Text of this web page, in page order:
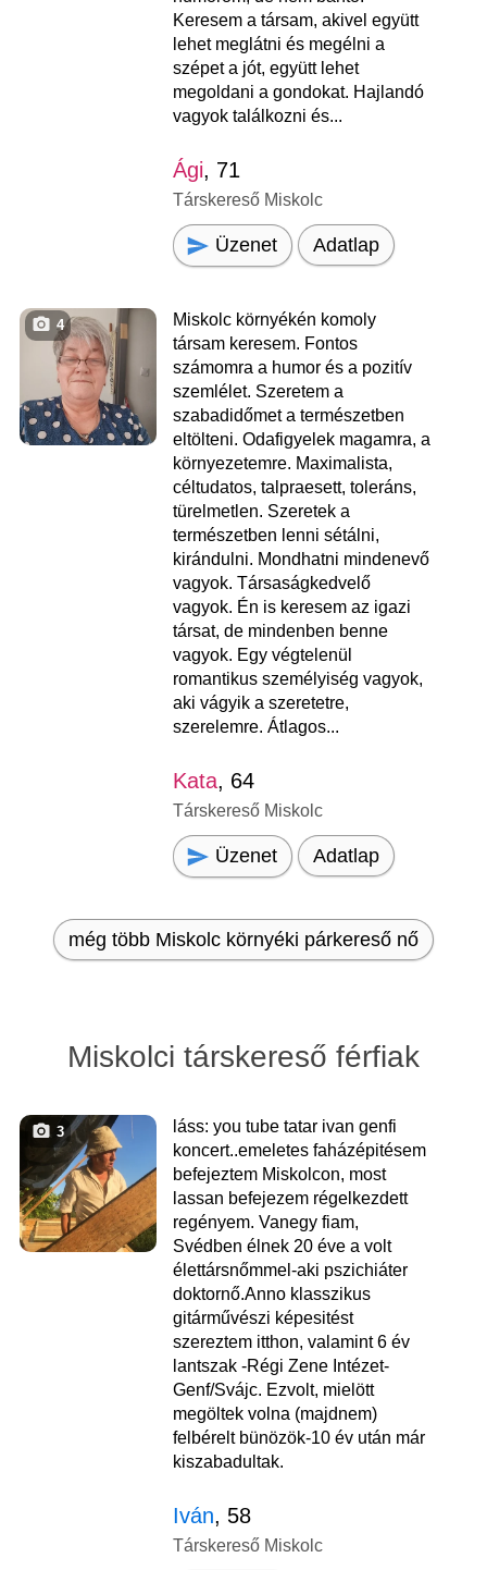
Keresem a társam, akivel együtt
lehet meglátni és megélni a
szépet a jót, együtt lehet
megoldani a gondokat. Hajlandó
vagyok találkozni és...
Ági, 71
Társkereső Miskolc
Üzenet Adatlap
4
Miskolc környékén komoly
társam keresem. Fontos
számomra a humor és a pozitív
szemlélet. Szeretem a
szabadidőmet a természetben
eltölteni. Odafigyelek magamra, a
környezetemre. Maximalista,
céltudatos, talpraesett, toleráns,
türelmetlen. Szeretek a
természetben lenni sétálni,
kirándulni. Mondhatni mindenevő
vagyok. Társaságkedvelő
vagyok. Én is keresem az igazi
társat, de mindenben benne
vagyok. Egy végtelenül
romantikus személyiség vagyok,
aki vágyik a szeretetre,
szerelemre. Átlagos...
Kata, 64
Társkereső Miskolc
Üzenet Adatlap
még több Miskolc környéki párkereső nő
Miskolci társkereső férfiak
3
láss: you tube tatar ivan genfi
koncert..emeletes faházépitésem
befejeztem Miskolcon, most
lassan befejezem régelkezdett
regényem. Vanegy fiam,
Svédben élnek 20 éve a volt
élettársnőmmel-aki pszichiáter
doktornő.Anno klasszikus
gitárművészi képesitést
szereztem itthon, valamint 6 év
lantszak -Régi Zene Intézet-
Genf/Svájc. Ezvolt, mielött
megöltek volna (majdnem)
felbérelt bünözök-10 év után már
kiszabadultak.
Iván, 58
Társkereső Miskolc